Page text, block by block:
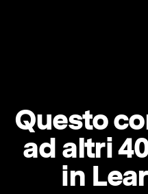
Questo
ad altri
in